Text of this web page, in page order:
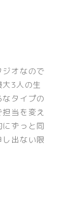
オなので
3人の生
タイプの
当を変え
ずっと同
出ない限